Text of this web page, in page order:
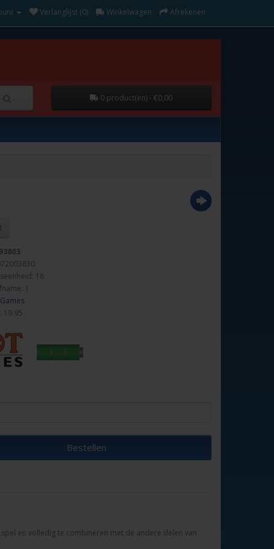
Verlanglijst (0) Winkelwagen Afrekenen
0 product(en) - €0,00
18
1
19.95
Bestellen
en volledig te combineren met de andere delen van